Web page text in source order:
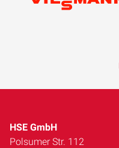
HSE GmbH
Polsumer Str. 112